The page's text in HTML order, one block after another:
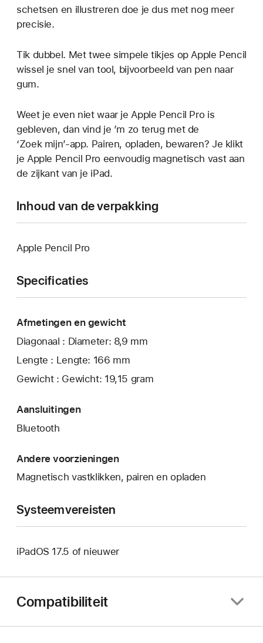
schetsen en illustreren doe je dus met nog meer
precisie.
Tik dubbel. Met twee simpele tikjes op Apple Pencil
wissel je snel van tool, bijvoorbeeld van pen naar
gum.
Weet je even niet waar je Apple Pencil Pro is
gebleven, dan vind je ’m zo terug met de
‘Zoek mijn’-app. Pairen, opladen, bewaren? Je klikt
je Apple Pencil Pro eenvoudig magnetisch vast aan
de zijkant van je iPad.
Inhoud van de verpakking
Apple Pencil Pro
Specificaties
Afmetingen en gewicht
Diagonaal : Diameter: 8,9 mm
Lengte : Lengte: 166 mm
Gewicht : Gewicht: 19,15 gram
Aansluitingen
Bluetooth
Andere voorzieningen
Magnetisch vastklikken, pairen en opladen
Systeemvereisten
iPadOS 17.5 of nieuwer
Compatibiliteit